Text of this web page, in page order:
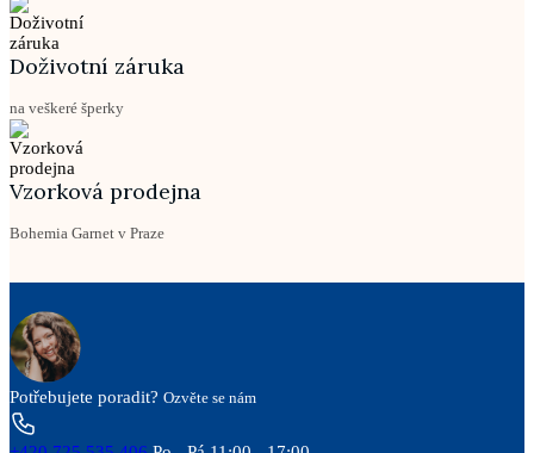
Doživotní záruka
na veškeré šperky
Vzorková prodejna
Bohemia Garnet v Praze
Potřebujete poradit? Ozvěte se nám